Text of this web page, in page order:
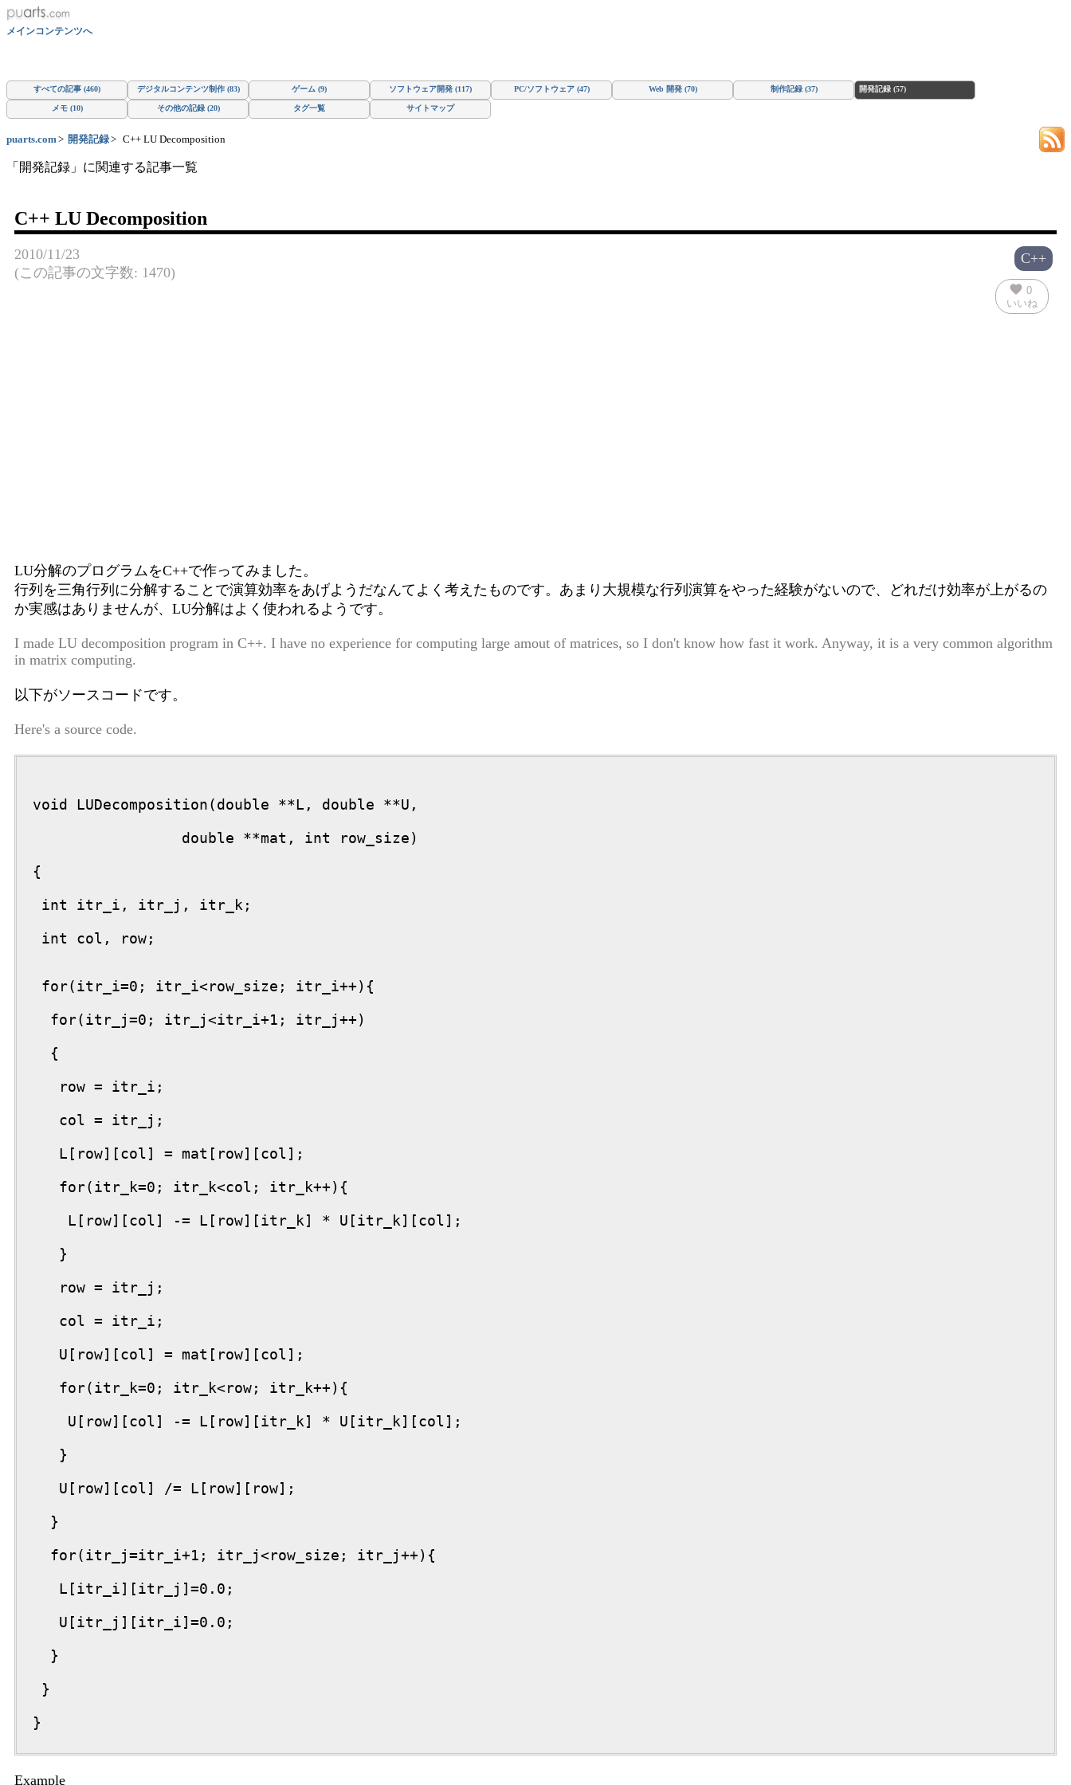
メインコンテンツへ
すべての記事 (460) デジタルコンテンツ制作 (83) ゲーム (9) ソフトウェア開発 (117) PC/ソフトウェア (47) Web 開発 (70) 制作記録 (37) 開発記録 (57)
メモ (10) その他の記録 (20) タグ一覧 サイトマップ
puarts.com 開発記録 C++ LU Decomposition
「開発記録」に関連する記事一覧
C++ LU Decomposition
2010/11/23
(この記事の文字数: 1470)
C++
favorite 0
いいね
LU分解のプログラムをC++で作ってみました。
行列を三角行列に分解することで演算効率をあげようだなんてよく考えたものです。あまり大規模な行列演算をやった経験がないので、どれだけ効率が上がるの
か実感はありませんが、LU分解はよく使われるようです。
I made LU decomposition program in C++. I have no experience for computing large amout of matrices, so I don't know how fast it work. Anyway, it is a very common algorithm
in matrix computing.
以下がソースコードです。
Here's a source code.
void LUDecomposition(double **L, double **U,
                 double **mat, int row_size)
{
int itr_i, itr_j, itr_k;
int col, row;
for(itr_i=0; itr_i<row_size; itr_i++){
for(itr_j=0; itr_j<itr_i+1; itr_j++)
{
row = itr_i;
col = itr_j;
L[row][col] = mat[row][col];
for(itr_k=0; itr_k<col; itr_k++){
L[row][col] -= L[row][itr_k] * U[itr_k][col];
}
row = itr_j;
col = itr_i;
U[row][col] = mat[row][col];
for(itr_k=0; itr_k<row; itr_k++){
U[row][col] -= L[row][itr_k] * U[itr_k][col];
}
U[row][col] /= L[row][row];
}
for(itr_j=itr_i+1; itr_j<row_size; itr_j++){
L[itr_i][itr_j]=0.0;
U[itr_j][itr_i]=0.0;
}
}
}
Example